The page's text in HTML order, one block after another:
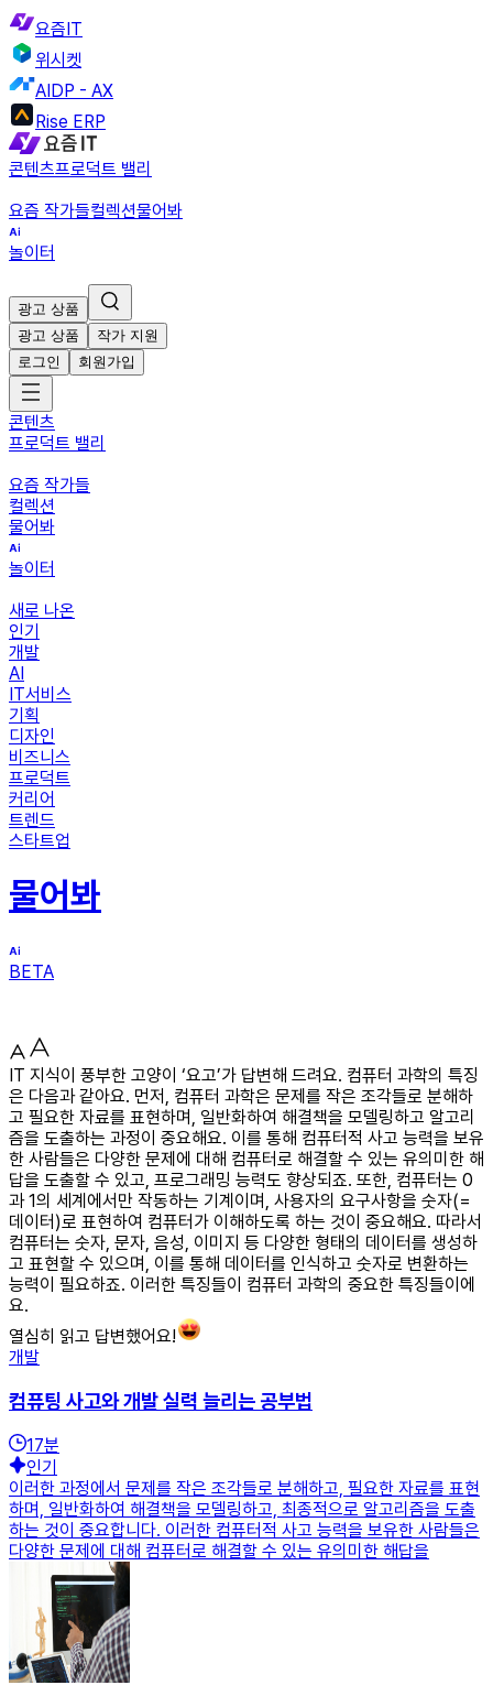
요즘IT
위시켓
AIDP - AX
Rise ERP
콘텐츠프로덕트 밸리
요즘 작가들컬렉션물어봐
놀이터
광고 상품
광고 상품
작가 지원
로그인
회원가입
콘텐츠
프로덕트 밸리
요즘 작가들
컬렉션
물어봐
놀이터
새로 나온
인기
개발
AI
IT서비스
기획
디자인
비즈니스
프로덕트
커리어
트렌드
스타트업
물어봐
BETA
IT 지식이 풍부한 고양이 ‘요고’가 답변해 드려요. 컴퓨터 과학의 특징
은 다음과 같아요. 먼저, 컴퓨터 과학은 문제를 작은 조각들로 분해하
고 필요한 자료를 표현하며, 일반화하여 해결책을 모델링하고 알고리
즘을 도출하는 과정이 중요해요. 이를 통해 컴퓨터적 사고 능력을 보유
한 사람들은 다양한 문제에 대해 컴퓨터로 해결할 수 있는 유의미한 해
답을 도출할 수 있고, 프로그래밍 능력도 향상되죠. 또한, 컴퓨터는 0
과 1의 세계에서만 작동하는 기계이며, 사용자의 요구사항을 숫자(=
데이터)로 표현하여 컴퓨터가 이해하도록 하는 것이 중요해요. 따라서
컴퓨터는 숫자, 문자, 음성, 이미지 등 다양한 형태의 데이터를 생성하
고 표현할 수 있으며, 이를 통해 데이터를 인식하고 숫자로 변환하는
능력이 필요하죠. 이러한 특징들이 컴퓨터 과학의 중요한 특징들이에
요.
열심히 읽고 답변했어요!
개발
컴퓨팅 사고와 개발 실력 늘리는 공부법
17분
인기
이러한 과정에서 문제를 작은 조각들로 분해하고, 필요한 자료를 표현
하며, 일반화하여 해결책을 모델링하고, 최종적으로 알고리즘을 도출
하는 것이 중요합니다. 이러한 컴퓨터적 사고 능력을 보유한 사람들은
다양한 문제에 대해 컴퓨터로 해결할 수 있는 유의미한 해답을